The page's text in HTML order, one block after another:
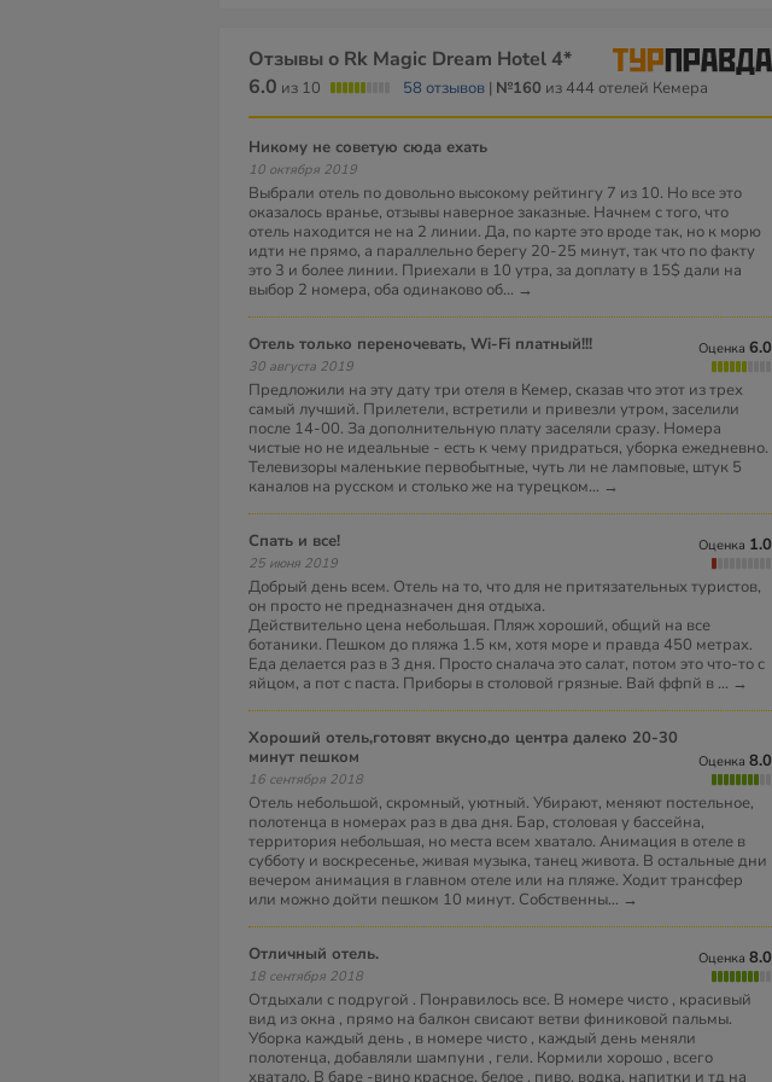
Отзывы о Rk Magic Dream Hotel 4*
6.0 из 10 58 отзывов | №160 из 444 отелей Кемера
Никому не советую сюда ехать
10 октября 2019
Выбрали отель по довольно высокому рейтингу 7 из 10. Но все это
оказалось вранье, отзывы наверное заказные. Начнем с того, что
отель находится не на 2 линии. Да, по карте это вроде так, но к морю
идти не прямо, а параллельно берегу 20-25 минут, так что по факту
это 3 и более линии. Приехали в 10 утра, за доплату в 15$ дали на
выбор 2 номера, оба одинаково об... →
Отель только переночевать, Wi-Fi платный!!!
30 августа 2019
Оценка
6.0
Предложили на эту дату три отеля в Кемер, сказав что этот из трех
самый лучший. Прилетели, встретили и привезли утром, заселили
после 14-00. За дополнительную плату заселяли сразу. Номера
чистые но не идеальные - есть к чему придраться, уборка ежедневно.
Телевизоры маленькие первобытные, чуть ли не ламповые, штук 5
каналов на русском и столько же на турецком... →
Спать и все!
25 июня 2019
Оценка
1.0
Добрый день всем. Отель на то, что для не притязательных туристов,
он просто не предназначен дня отдыха.
Действительно цена небольшая. Пляж хороший, общий на все
ботаники. Пешком до пляжа 1.5 км, хотя море и правда 450 метрах.
Еда делается раз в 3 дня. Просто сналача это салат, потом это что-то с
яйцом, а пот с паста. Приборы в столовой грязные. Вай ффпй в ... →
Хороший отель,готовят вкусно,до центра далеко 20-30
минут пешком
16 сентября 2018
Оценка
8.0
Отель небольшой, скромный, уютный. Убирают, меняют постельное,
полотенца в номерах раз в два дня. Бар, столовая у бассейна,
территория небольшая, но места всем хватало. Анимация в отеле в
субботу и воскресенье, живая музыка, танец живота. В остальные дни
вечером анимация в главном отеле или на пляже. Ходит трансфер
или можно дойти пешком 10 минут. Собственны... →
Отличный отель.
18 сентября 2018
Оценка
8.0
Отдыхали с подругой . Понравилось все. В номере чисто , красивый
вид из окна , прямо на балкон свисают ветви финиковой пальмы.
Уборка каждый день , в номере чисто , каждый день меняли
полотенца, добавляли шампуни , гели. Кормили хорошо , всего
хватало. В баре -вино красное, белое , пиво, водка, напитки и тд на